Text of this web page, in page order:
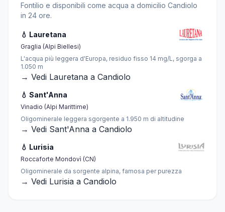
Fontilio e disponibili come acqua a domicilio Candiolo
in 24 ore.
💧 Lauretana
Graglia (Alpi Biellesi)
L'acqua più leggera d'Europa, residuo fisso 14 mg/L, sgorga a
1.050 m
→ Vedi Lauretana a Candiolo
💧 Sant'Anna
Vinadio (Alpi Marittime)
Oligominerale leggera sgorgente a 1.950 m di altitudine
→ Vedi Sant'Anna a Candiolo
💧 Lurisia
Roccaforte Mondovì (CN)
Oligominerale da sorgente alpina, famosa per purezza
→ Vedi Lurisia a Candiolo